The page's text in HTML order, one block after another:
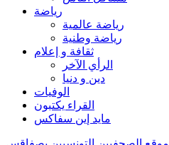
رياضة
رياضة عالمية
رياضة وطنية
ثقافة و إعلام
الرأي الآخر
دين و دنيا
الوفيات
القراء يكتبون
مايد إين سفاكس